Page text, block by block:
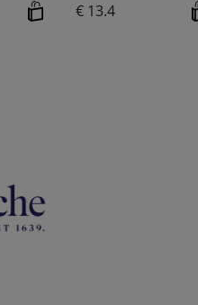
€ 13.4